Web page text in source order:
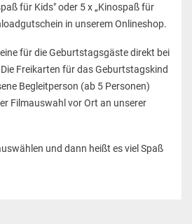
für Kids" oder 5 x „Kinospaß für
in unserem Onlineshop.
für die Geburtstagsgäste direkt bei
Freikarten für das Geburtstagskind
Begleitperson (ab 5 Personen)
Filmauswahl vor Ort an unserer
und dann heißt es viel Spaß